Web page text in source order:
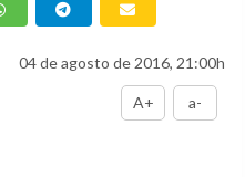
04 de agosto de 2016, 21:00h
A+ a-